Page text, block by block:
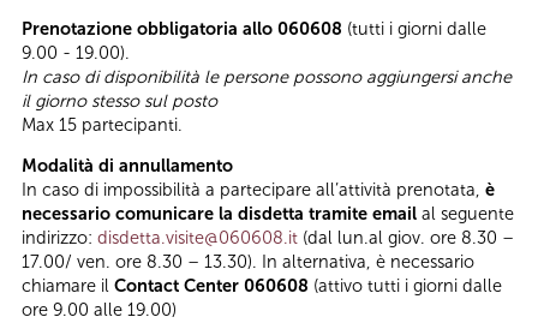
Prenotazione obbligatoria allo 060608 (tutti i giorni dalle
9.00 - 19.00).
In caso di disponibilità le persone possono aggiungersi anche
il giorno stesso sul posto
Max 15 partecipanti.
Modalità di annullamento
In caso di impossibilità a partecipare all’attività prenotata, è
necessario comunicare la disdetta tramite email al seguente
indirizzo: disdetta.visite@060608.it (dal lun.al giov. ore 8.30 –
17.00/ ven. ore 8.30 – 13.30). In alternativa, è necessario
chiamare il Contact Center 060608 (attivo tutti i giorni dalle
ore 9.00 alle 19.00)